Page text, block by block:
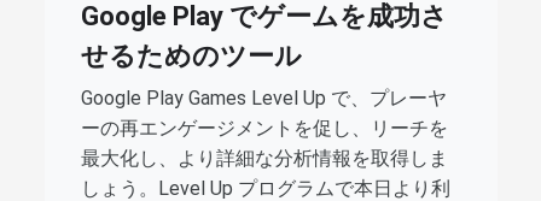
Google Play でゲームを成功さ
せるためのツール
Google Play Games Level Up で、プレーヤ
ーの再エンゲージメントを促し、リーチを
最大化し、より詳細な分析情報を取得しま
しょう。Level Up プログラムで本日より利